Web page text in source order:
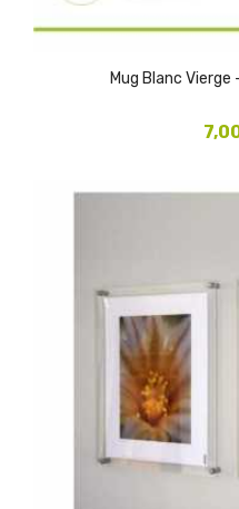
Mug Blanc Vierge